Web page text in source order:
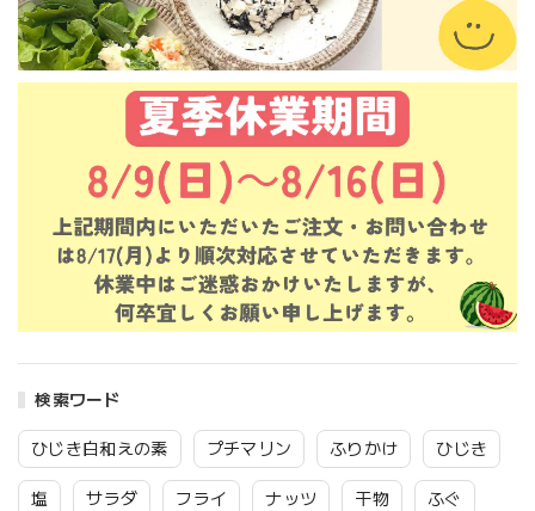
検索ワード
ひじき白和えの素 プチマリン ふりかけ ひじき
塩 サラダ フライ ナッツ 干物 ふぐ